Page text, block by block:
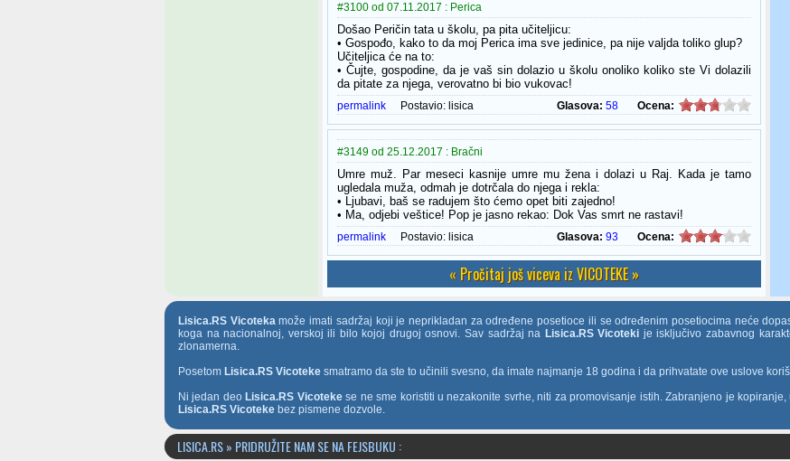
#3100 od 07.11.2017 : Perica
Došao Peričin tata u školu, pa pita učiteljicu:
• Gospođo, kako to da moj Perica ima sve jedinice, pa nije valjda toliko glup?
Učiteljica će na to:
• Čujte, gospodine, da je vaš sin dolazio u školu onoliko koliko ste Vi dolazili
da pitate za njega, verovatno bi bio vukovac!
permalink Postavio: lisica Glasova: 58 Ocena:
#3149 od 25.12.2017 : Bračni
Umre muž. Par meseci kasnije umre mu žena i dolazi u Raj. Kada je tamo
ugledala muža, odmah je dotrčala do njega i rekla:
• Ljubavi, baš se radujem što ćemo opet biti zajedno!
• Ma, odjebi veštice! Pop je jasno rekao: Dok Vas smrt ne rastavi!
permalink Postavio: lisica Glasova: 93 Ocena:
« Pročitaj još viceva iz VICOTEKE »
Lisica.RS Vicotekamože imati sadržaj koji je neprikladan za određene posetioce ili se određenim posetiocima neće
koga na nacionalnoj, verskoj ili bilo kojoj drugoj osnovi. Sav sadržaj na Lisica.RS Vicoteki je isključivo zabavnog
zlonamerna.
Posetom Lisica.RS Vicoteke smatramo da ste to učinili svesno, da imate najmanje 18 godina i da prihvatate ove uslove
Ni jedan deo Lisica.RS Vicotekese ne sme koristiti u nezakonite svrhe, niti za promovisanje istih. Zabranjeno je
Lisica.RS Vicoteke bez pismene dozvole.
LISICA.RS » PRIDRUŽITE NAM SE NA FEJSBUKU :